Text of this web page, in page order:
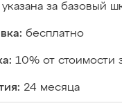
указана за базовый
бесплатно
10% от стоимости
24 месяца